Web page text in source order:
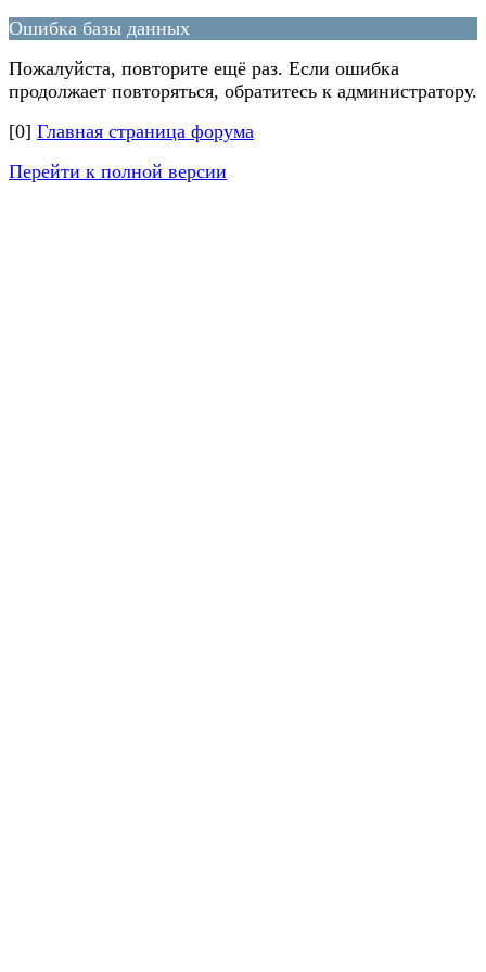
Ошибка базы данных
Пожалуйста, повторите ещё раз. Если ошибка
продолжает повторяться, обратитесь к администратору.
[0] Главная страница форума
Перейти к полной версии